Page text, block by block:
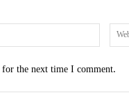
Email:*
the next time I comment.